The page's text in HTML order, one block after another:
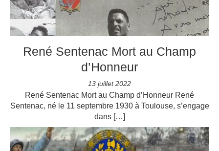
René Sentenac Mort au Champ
d’Honneur
13 juillet 2022
René Sentenac Mort au Champ d’Honneur René
Sentenac, né le 11 septembre 1930 à Toulouse, s’engage
dans […]